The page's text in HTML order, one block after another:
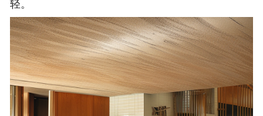
轻。